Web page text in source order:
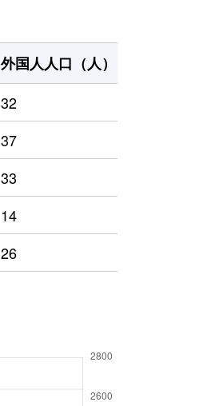
外国人人口（人）
32
37
33
14
26